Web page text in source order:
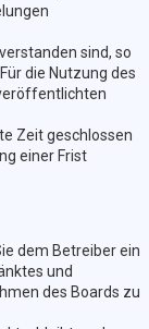
sind, so
die Nutzung des
Zeit geschlossen
einer Frist
dem Betreiber ein
und
des Boards zu